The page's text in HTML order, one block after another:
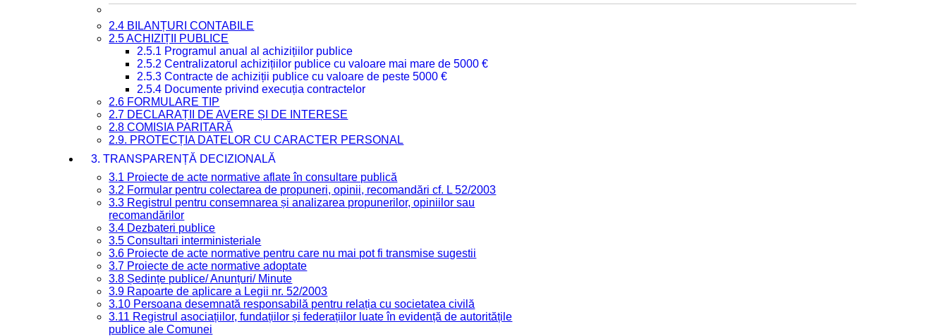
2.4 BILANȚURI CONTABILE
2.5 ACHIZIȚII PUBLICE
2.5.1 Programul anual al achizițiilor publice
2.5.2 Centralizatorul achizițiilor publice cu valoare mai mare de 5000 €
2.5.3 Contracte de achiziții publice cu valoare de peste 5000 €
2.5.4 Documente privind execuția contractelor
2.6 FORMULARE TIP
2.7 DECLARAȚII DE AVERE ȘI DE INTERESE
2.8 COMISIA PARITARĂ
2.9. PROTECȚIA DATELOR CU CARACTER PERSONAL
3. TRANSPARENȚĂ DECIZIONALĂ
3.1 Proiecte de acte normative aflate în consultare publică
3.2 Formular pentru colectarea de propuneri, opinii, recomandări cf. L 52/2003
3.3 Registrul pentru consemnarea și analizarea propunerilor, opiniilor sau
recomandărilor
3.4 Dezbateri publice
3.5 Consultari interministeriale
3.6 Proiecte de acte normative pentru care nu mai pot fi transmise sugestii
3.7 Proiecte de acte normative adoptate
3.8 Ședințe publice/ Anunțuri/ Minute
3.9 Rapoarte de aplicare a Legii nr. 52/2003
3.10 Persoana desemnată responsabilă pentru relația cu societatea civilă
3.11 Registrul asociațiilor, fundațiilor și federațiilor luate în evidență de autoritățile
publice ale Comunei